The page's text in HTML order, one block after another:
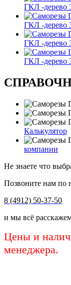
ГКЛ -дерево
ГКЛ -дерево
ГКЛ -
ГКЛ -
Калькулятор
компании
Не знаете что
Позвоните нам по
8 (4912) 50-37-50
и мы всё
Цены и
менеджера.